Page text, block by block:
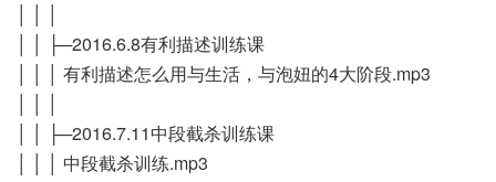
│ │ ├─2016.6.8有利描述训练课
│ │ │ 有利描述怎么用与生活，与泡妞的4大阶段.mp3
│ │ ├─2016.7.11中段截杀训练课
│ │ │ 中段截杀训练.mp3